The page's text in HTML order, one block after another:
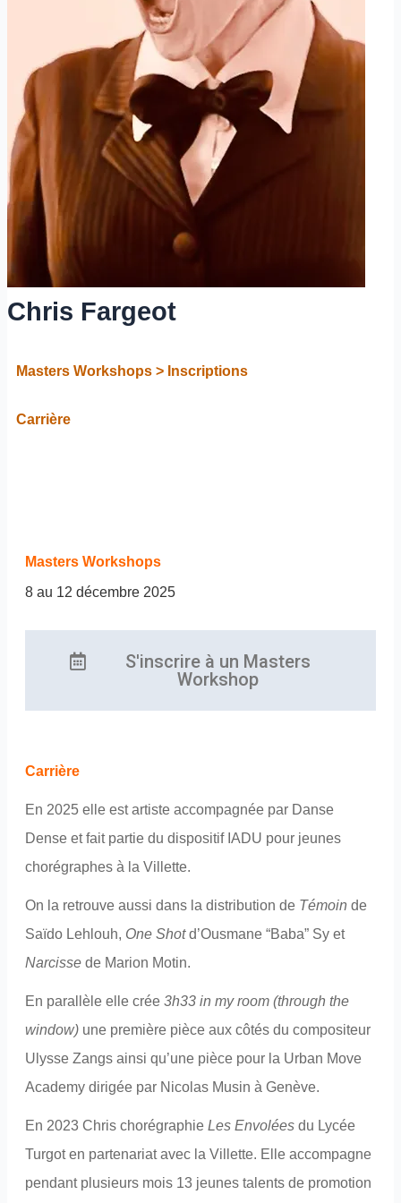
Chris Fargeot
Masters Workshops > Inscriptions
Carrière
Masters Workshops
8 au 12 décembre 2025
S'inscrire à un Masters
Workshop
Carrière
En 2025 elle est artiste accompagnée par Danse
Dense et fait partie du dispositif IADU pour jeunes
chorégraphes à la Villette.
On la retrouve aussi dans la distribution de Témoin de
Saïdo Lehlouh, One Shotd’Ousmane “Baba” Sy et
Narcisse de Marion Motin.
En parallèle elle crée3h33 in my room (through the
window) une première pièce aux côtés du compositeur
Ulysse Zangs ainsi qu’une pièce pour la Urban Move
Academy dirigée par Nicolas Musin à Genève.
En 2023 Chris chorégraphie Les Envolées du Lycée
Turgot en partenariat avec la Villette. Elle accompagne
pendant plusieurs mois 13 jeunes talents de promotion